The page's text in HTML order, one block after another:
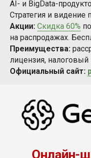
AI- и BigData-
Стратегия и видение
Акции: Скидка 60%
на распродажах.
Преимущества:
лицензия, налоговый
Официальный сайт:
Онлайн-